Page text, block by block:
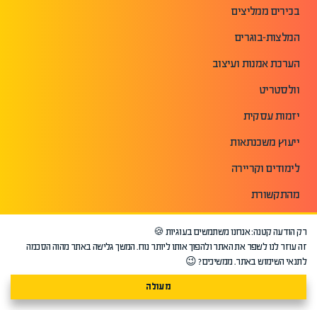
בכירים ממליצים
המלצות-בוגרים
הערכת אמנות ועיצוב
וולסטריט
יזמות עסקית
ייעוץ משכנתאות
לימודים וקריירה
מהתקשורת
מימון ופיננסים
פתח עוד+
הכשרות מקצועיות
רק הודעה קטנה: אנחנו משתמשים בעוגיות 🍪
זה עוזר לנו לשפר את האתר ולהפוך אותו ליותר נוח. המשך גלישה באתר מהוה הסכמה
לתנאי השימוש באתר. ממשיכים? 😉
מעולה